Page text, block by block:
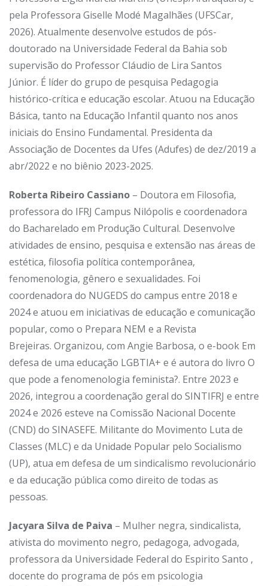
pela Professora Giselle Modé Magalhães (UFSCar,
2026). Atualmente desenvolve estudos de pós-
doutorado na Universidade Federal da Bahia sob
supervisão do Professor Cláudio de Lira Santos
Júnior. É líder do grupo de pesquisa Pedagogia
histórico-crítica e educação escolar. Atuou na Educação
Básica, tanto na Educação Infantil quanto nos anos
iniciais do Ensino Fundamental. Presidenta da
Associação de Docentes da Ufes (Adufes) de dez/2019 a
abr/2022 e no biênio 2023-2025.
Roberta Ribeiro Cassiano – Doutora em Filosofia,
professora do IFRJ Campus Nilópolis e coordenadora
do Bacharelado em Produção Cultural. Desenvolve
atividades de ensino, pesquisa e extensão nas áreas de
estética, filosofia política contemporânea,
fenomenologia, gênero e sexualidades. Foi
coordenadora do NUGEDS do campus entre 2018 e
2024 e atuou em iniciativas de educação e comunicação
popular, como o Prepara NEM e a Revista
Brejeiras. Organizou, com Angie Barbosa, o e-book Em
defesa de uma educação LGBTIA+ e é autora do livro O
que pode a fenomenologia feminista?. Entre 2023 e
2026, integrou a coordenação geral do SINTIFRJ e entre
2024 e 2026 esteve na Comissão Nacional Docente
(CND) do SINASEFE. Militante do Movimento Luta de
Classes (MLC) e da Unidade Popular pelo Socialismo
(UP), atua em defesa de um sindicalismo revolucionário
e da educação pública como direito de todas as
pessoas.
Jacyara Silva de Paiva – Mulher negra, sindicalista,
ativista do movimento negro, pedagoga, advogada,
professora da Universidade Federal do Espirito Santo ,
docente do programa de pós em psicologia